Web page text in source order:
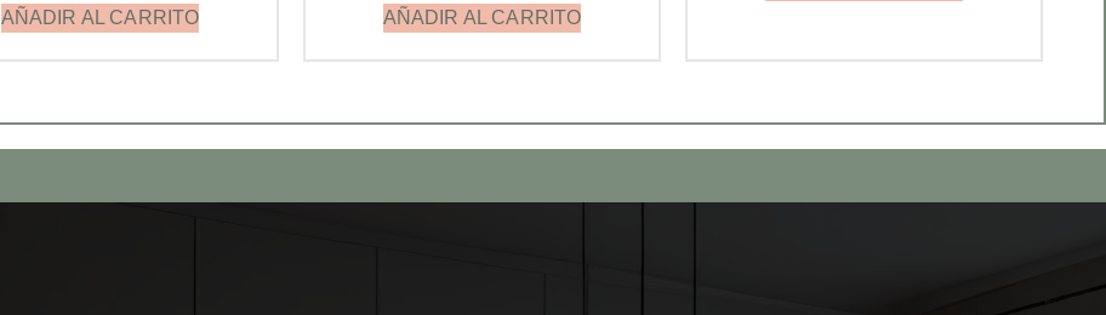
AÑADIR AL CARRITO AÑADIR AL CARRITO